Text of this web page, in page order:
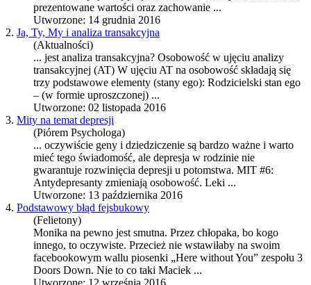
prezentowane wartości oraz zachowanie ...
Utworzone: 14 grudnia 2016
2. Ja, Ty, My i analiza transakcyjna
(Aktualności)
... jest analiza transakcyjna? Osobowość w ujęciu analizy
transakcyjnej (AT) W ujęciu AT na osobowość składają się
trzy podstawowe elementy (stany ego): Rodzicielski stan ego
– (w formie uproszczonej) ...
Utworzone: 02 listopada 2016
3. Mity na temat depresji
(Piórem Psychologa)
... oczywiście geny i dziedziczenie są bardzo ważne i warto
mieć tego świadomość, ale depresja w rodzinie nie
gwarantuje rozwinięcia depresji u potomstwa. MIT #6:
Antydepresanty zmieniają osobowość. Leki ...
Utworzone: 13 października 2016
4. Podstawowy błąd fejsbukowy
(Felietony)
Monika na pewno jest smutna. Przez chłopaka, bo kogo
innego, to oczywiste. Przecież nie wstawiłaby na swoim
facebookowym wallu piosenki „Here without You” zespołu 3
Doors Down. Nie to co taki Maciek ...